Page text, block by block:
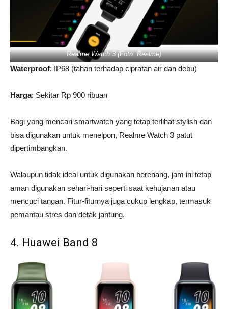
Realme Watch 3 (Foto: Realme)
Waterproof: IP68 (tahan terhadap cipratan air dan debu)
Harga: Sekitar Rp 900 ribuan
Bagi yang mencari smartwatch yang tetap terlihat stylish dan
bisa digunakan untuk menelpon, Realme Watch 3 patut
dipertimbangkan.
Walaupun tidak ideal untuk digunakan berenang, jam ini tetap
aman digunakan sehari-hari seperti saat kehujanan atau
mencuci tangan. Fitur-fiturnya juga cukup lengkap, termasuk
pemantau stres dan detak jantung.
4. Huawei Band 8